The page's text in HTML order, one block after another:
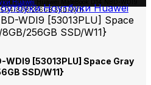
Huawei
8GB/256GB SSD/W11}
Ноутбуки Huawei
WDI9 [53013PLU] Space
256GB SSD/W11}
WDI9 [53013PLU] Space Gray
SSD/W11}